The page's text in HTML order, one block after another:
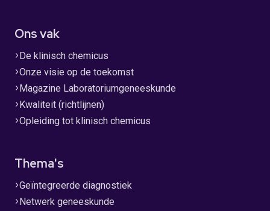
Ons vak
De klinisch chemicus
Onze visie op de toekomst
Magazine Laboratoriumgeneeskunde
Kwaliteit (richtlijnen)
Opleiding tot klinisch chemicus
Thema's
Geïntegreerde diagnostiek
Netwerk geneeskunde